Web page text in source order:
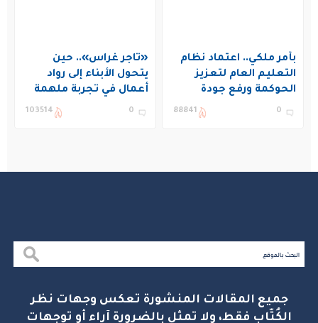
بأمر ملكي.. اعتماد نظام
التعليم العام لتعزيز
الحوكمة ورفع جودة
التعليم في المملكة
0
88841
«تاجر غراس».. حين
يتحول الأبناء إلى رواد
أعمال في تجربة ملهمة
بنادي غراس الصيفي
0
103514
جميع المقالات المنشورة تعكس وجهات نظر
الكُتّاب فقط، ولا تمثل بالضرورة آراء أو توجهات